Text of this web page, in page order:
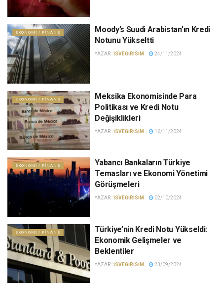
EKONOMI / FINANS
Moody’s Suudi Arabistan’ın Kredi
Notunu Yükseltti
YAZAR :ISVEGIRISIM 24/11/2024
EKONOMI / FINANS
Meksika Ekonomisinde Para
Politikası ve Kredi Notu
Değişiklikleri
YAZAR :ISVEGIRISIM 16/11/2024
EKONOMI / FINANS
Yabancı Bankaların Türkiye
Temasları ve Ekonomi Yönetimi
Görüşmeleri
YAZAR :ISVEGIRISIM 02/10/2024
EKONOMI / FINANS
Türkiye’nin Kredi Notu Yükseldi:
Ekonomik Gelişmeler ve
Beklentiler
YAZAR :ISVEGIRISIM 23/09/2024